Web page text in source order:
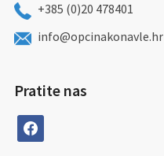
+385 (0)20 478401
info@opcinakonavle.hr
Pratite nas
facebook